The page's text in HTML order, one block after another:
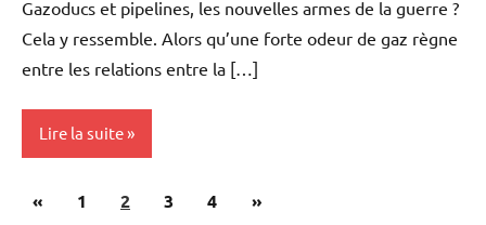
Gazoducs et pipelines, les nouvelles armes de la guerre ?
Cela y ressemble. Alors qu’une forte odeur de gaz règne
entre les relations entre la […]
Lire la suite
Actualités
Pagination
«Publications
1 2 3 4
Articles
»